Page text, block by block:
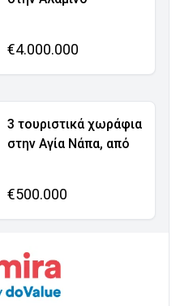
€4.000.000
3 τουριστικά χωράφια
στην Αγία Νάπα, από
€500.000